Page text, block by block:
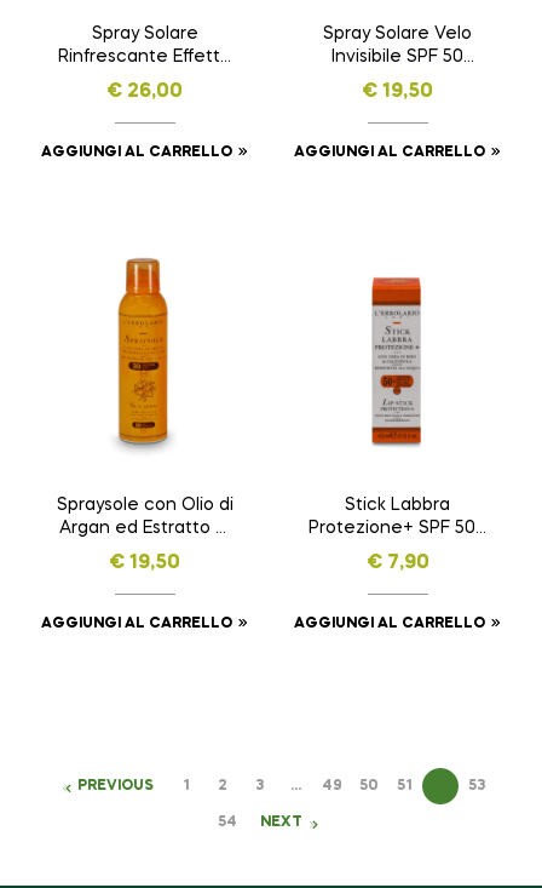
Spray Solare
Rinfrescante Effetto
Invisibile SPF 50
AMAVITAL da 150 ml
€ 26,00
AGGIUNGI AL CARRELLO
Spray Solare Velo
Invisibile SPF 50
SOLE E ARIA APERTA
da 150 ml
€ 19,50
AGGIUNGI AL CARRELLO
Spraysole con Olio di
Argan ed Estratto di
Goji SPF 30 SOLE E
ARIA APERTA da 150
ml
€ 19,50
AGGIUNGI AL CARRELLO
Stick Labbra
Protezione+ SPF 50+
SOLE E ARIA APERTA
da 4,5 ml
€7,90
AGGIUNGI AL CARRELLO
PREVIOUS 1 2 3 … 49 50 51 53
54 NEXT